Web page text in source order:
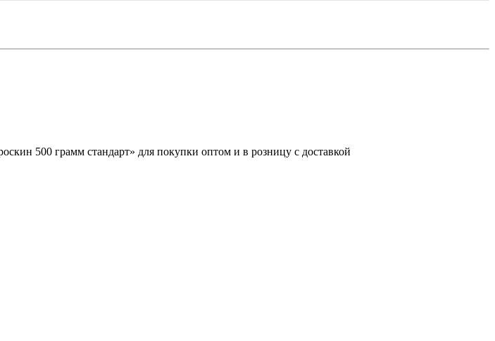
500 грамм стандарт» для покупки оптом и в розницу с доставкой